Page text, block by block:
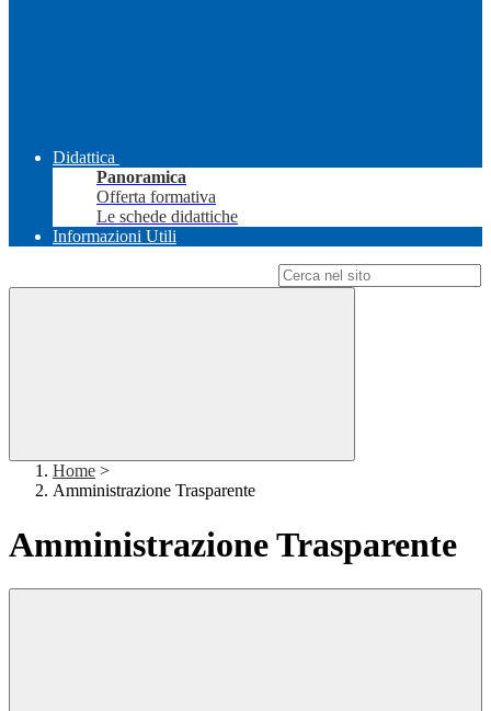
Didattica
Panoramica
Offerta formativa
Le schede didattiche
Informazioni Utili
Home >
Amministrazione Trasparente
Amministrazione Trasparente